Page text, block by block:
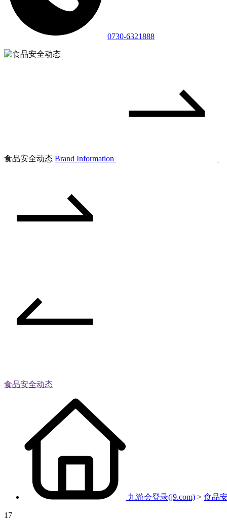
0730-6321888
食品安全动态 Brand Information
食品安全动态
九游会登录(j9.com) > 食品
17